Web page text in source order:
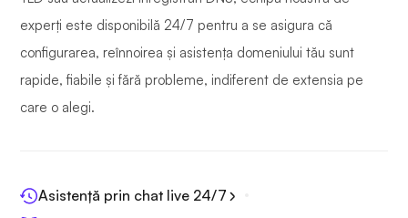
experți este disponibilă 24/7 pentru a se asigura că
configurarea, reînnoirea și asistența domeniului tău sunt
rapide, fiabile și fără probleme, indiferent de extensia pe
care o alegi.
Asistență prin chat live 24/7